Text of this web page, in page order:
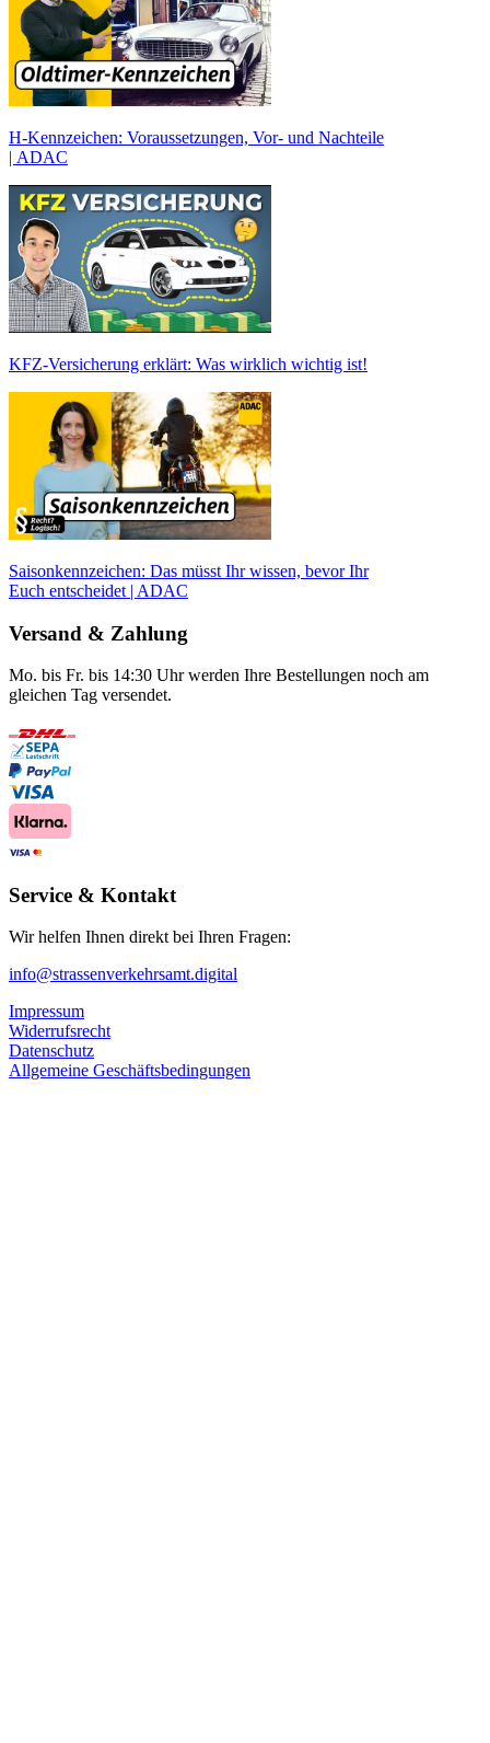
H-Kennzeichen: Voraussetzungen, Vor- und Nachteile
| ADAC
KFZ-Versicherung erklärt: Was wirklich wichtig ist!
Saisonkennzeichen: Das müsst Ihr wissen, bevor Ihr
Euch entscheidet | ADAC
Versand & Zahlung
Mo. bis Fr. bis 14:30 Uhr werden Ihre Bestellungen noch am
gleichen Tag versendet.
Service & Kontakt
Wir helfen Ihnen direkt bei Ihren Fragen:
info@strassenverkehrsamt.digital
Impressum
Widerrufsrecht
Datenschutz
Allgemeine Geschäftsbedingungen